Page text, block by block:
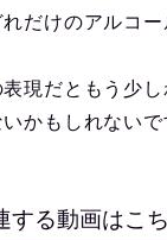
だけのアルコ
現だともう少
かもしれないで
する動画はこ